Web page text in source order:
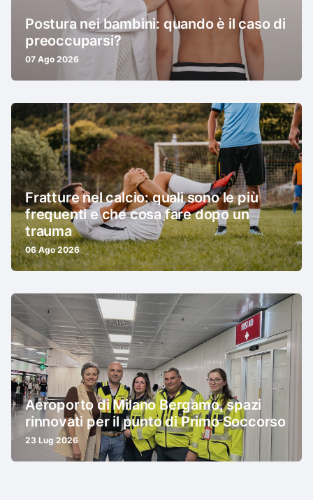
Postura nei bambini: quando è il caso di
preoccuparsi?
07 Ago 2026
Fratture nel calcio: quali sono le più
frequenti e che cosa fare dopo un
trauma
06 Ago 2026
Aeroporto di Milano Bergamo, spazi
rinnovati per il punto di Primo Soccorso
23 Lug 2026